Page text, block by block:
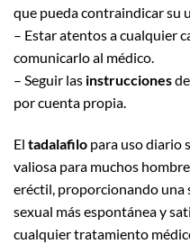
que pueda contraindicar su
– Estar atentos a cualquier
comunicarlo al médico.
– Seguir las instrucciones
por cuenta propia.
El tadalafilo para uso diario
valiosa para muchos
eréctil, proporcionando una
sexual más espontánea y
cualquier tratamiento